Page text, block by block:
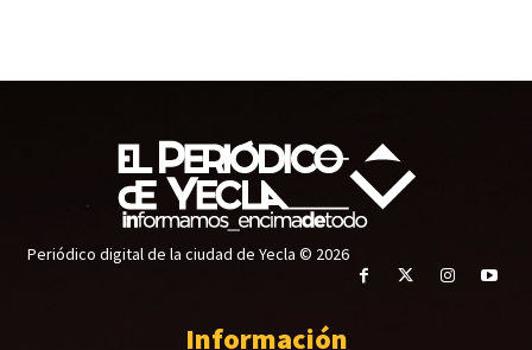
Periódico digital de la ciudad de Yecla © 2026
Información